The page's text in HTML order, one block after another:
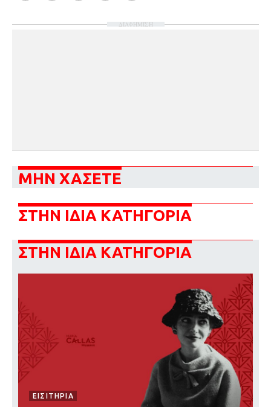
ΔΙΑΦΗΜΙΣΗ
ΜΗΝ ΧΑΣΕΤΕ
ΣΤΗΝ ΙΔΙΑ ΚΑΤΗΓΟΡΙΑ
ΣΤΗΝ ΙΔΙΑ ΚΑΤΗΓΟΡΙΑ
ΕΙΣΙΤΗΡΙΑ